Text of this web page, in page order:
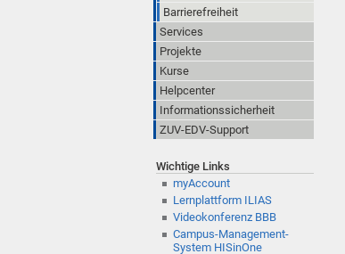
Barrierefreiheit
Services
Projekte
Kurse
Helpcenter
Informationssicherheit
ZUV-EDV-Support
Wichtige Links
myAccount
Lernplattform ILIAS
Videokonferenz BBB
Campus-Management-
System HISinOne